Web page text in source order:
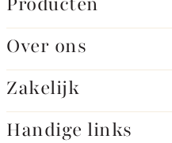
Over ons
Zakelijk
Handige links